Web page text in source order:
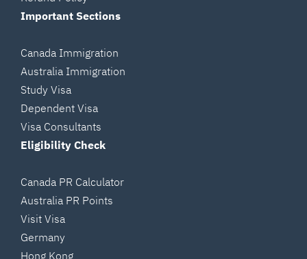
Important Sections
Canada Immigration
Australia Immigration
Study Visa
Dependent Visa
Visa Consultants
Eligibility Check
Canada PR Calculator
Australia PR Points
Visit Visa
Germany
Hong Kong